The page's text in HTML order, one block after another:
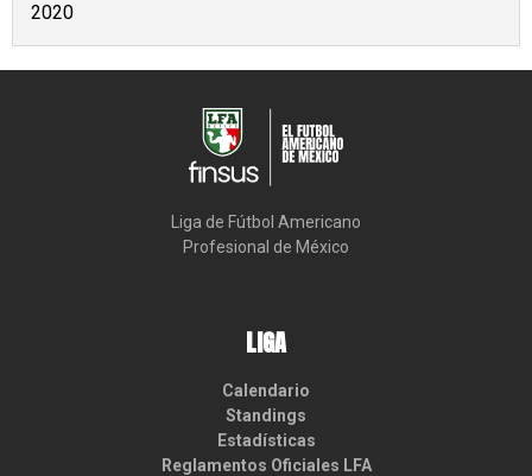
2020
Liga de Fútbol Americano
Profesional de México
LIGA
Calendario
Standings
Estadísticas
Reglamentos Oficiales LFA